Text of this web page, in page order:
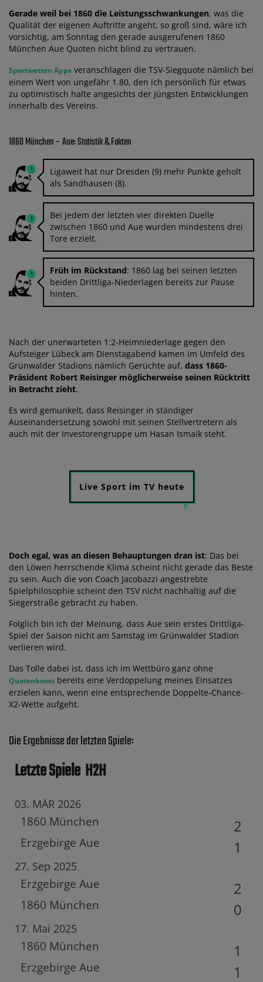
Gerade weil bei 1860 die Leistungsschwankungen, was die
Qualität der eigenen Auftritte angeht, so groß sind, wäre ich
vorsichtig, am Sonntag den gerade ausgerufenen 1860
München Aue Quoten nicht blind zu vertrauen.
Sportwetten Apps veranschlagen die TSV-Siegquote nämlich bei
einem Wert von ungefähr 1.80, den ich persönlich für etwas
zu optimistisch halte angesichts der jüngsten Entwicklungen
innerhalb des Vereins.
1860 München – Aue: Statistik & Fakten
Ligaweit hat nur Dresden (9) mehr Punkte geholt
als Sandhausen (8).
Bei jedem der letzten vier direkten Duelle
zwischen 1860 und Aue wurden mindestens drei
Tore erzielt.
Früh im Rückstand: 1860 lag bei seinen letzten
beiden Drittliga-Niederlagen bereits zur Pause
hinten.
Nach der unerwarteten 1:2-Heimniederlage gegen den
Aufsteiger Lübeck am Dienstagabend kamen im Umfeld des
Grünwalder Stadions nämlich Gerüchte auf, dass 1860-
Präsident Robert Reisinger möglicherweise seinen Rücktritt
in Betracht zieht.
Es wird gemunkelt, dass Reisinger in ständiger
Auseinandersetzung sowohl mit seinen Stellvertretern als
auch mit der Investorengruppe um Hasan Ismaik steht.
Live Sport im TV heute
Doch egal, was an diesen Behauptungen dran ist: Das bei
den Löwen herrschende Klima scheint nicht gerade das Beste
zu sein. Auch die von Coach Jacobazzi angestrebte
Spielphilosophie scheint den TSV nicht nachhaltig auf die
Siegerstraße gebracht zu haben.
Folglich bin ich der Meinung, dass Aue sein erstes Drittliga-
Spiel der Saison nicht am Samstag im Grünwalder Stadion
verlieren wird.
Das Tolle dabei ist, dass ich im Wettbüro ganz ohne
Quotenboost bereits eine Verdoppelung meines Einsatzes
erzielen kann, wenn eine entsprechende Doppelte-Chance-
X2-Wette aufgeht.
Die Ergebnisse der letzten Spiele:
Letzte Spiele H2H
03. MÄR 2026
1860 München
Erzgebirge Aue
2
1
27. Sep 2025
Erzgebirge Aue
1860 München
2
0
17. Mai 2025
1860 München
Erzgebirge Aue
1
1